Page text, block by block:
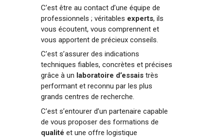
C’est être au contact d’une équipe de
professionnels ; véritables experts, ils
vous écoutent, vous comprennent et
vous apportent de précieux conseils.
C’est s’assurer des indications
techniques fiables, concrètes et précises
grâce à un laboratoire d’essais très
performant et reconnu par les plus
grands centres de recherche.
C’est s’entourer d’un partenaire capable
de vous proposer des formations de
qualité et une offre logistique